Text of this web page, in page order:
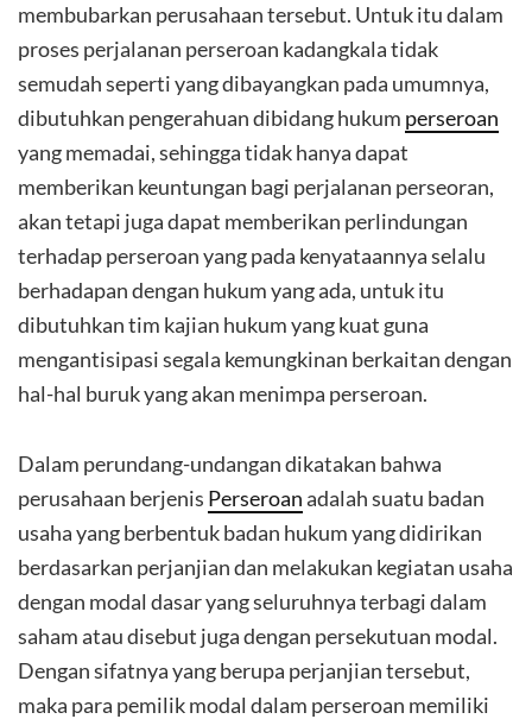
membubarkan perusahaan tersebut. Untuk itu dalam
proses perjalanan perseroan kadangkala tidak
semudah seperti yang dibayangkan pada umumnya,
dibutuhkan pengerahuan dibidang hukum perseroan
yang memadai, sehingga tidak hanya dapat
memberikan keuntungan bagi perjalanan perseoran,
akan tetapi juga dapat memberikan perlindungan
terhadap perseroan yang pada kenyataannya selalu
berhadapan dengan hukum yang ada, untuk itu
dibutuhkan tim kajian hukum yang kuat guna
mengantisipasi segala kemungkinan berkaitan dengan
hal-hal buruk yang akan menimpa perseroan.
Dalam perundang-undangan dikatakan bahwa
perusahaan berjenis Perseroanadalah suatu badan
usaha yang berbentuk badan hukum yang didirikan
berdasarkan perjanjian dan melakukan kegiatan usaha
dengan modal dasar yang seluruhnya terbagi dalam
saham atau disebut juga dengan persekutuan modal.
Dengan sifatnya yang berupa perjanjian tersebut,
maka para pemilik modal dalam perseroan memiliki